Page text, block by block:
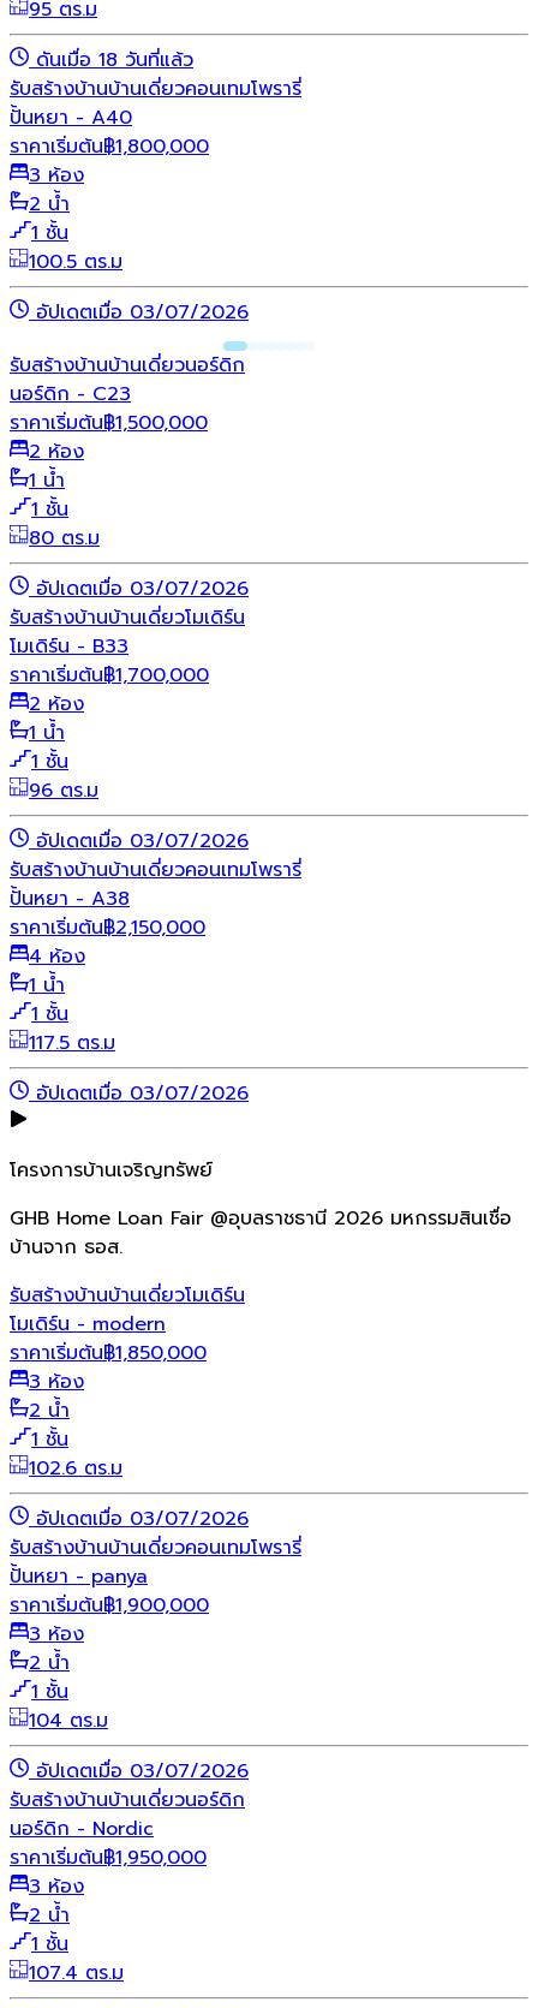
95 ตร.ม
ดันเมื่อ 18 วันที่แล้ว
รับสร้างบ้านบ้านเดี่ยวคอนเทมโพรารี่
ปั้นหยา - A40
ราคาเริ่มต้น฿1,800,000
3 ห้อง
2 น้ำ
1 ชั้น
100.5 ตร.ม
อัปเดตเมื่อ 03/07/2026
รับสร้างบ้านบ้านเดี่ยวนอร์ดิก
นอร์ดิก - C23
ราคาเริ่มต้น฿1,500,000
2 ห้อง
1 น้ำ
1 ชั้น
80 ตร.ม
อัปเดตเมื่อ 03/07/2026
รับสร้างบ้านบ้านเดี่ยวโมเดิร์น
โมเดิร์น - B33
ราคาเริ่มต้น฿1,700,000
2 ห้อง
1 น้ำ
1 ชั้น
96 ตร.ม
อัปเดตเมื่อ 03/07/2026
รับสร้างบ้านบ้านเดี่ยวคอนเทมโพรารี่
ปั้นหยา - A38
ราคาเริ่มต้น฿2,150,000
4 ห้อง
1 น้ำ
1 ชั้น
117.5 ตร.ม
อัปเดตเมื่อ 03/07/2026
โครงการบ้านเจริญทรัพย์
GHB Home Loan Fair @อุบลราชธานี 2026 มหกรรมสินเชื่อ
บ้านจาก ธอส.
รับสร้างบ้านบ้านเดี่ยวโมเดิร์น
โมเดิร์น - modern
ราคาเริ่มต้น฿1,850,000
3 ห้อง
2 น้ำ
1 ชั้น
102.6 ตร.ม
อัปเดตเมื่อ 03/07/2026
รับสร้างบ้านบ้านเดี่ยวคอนเทมโพรารี่
ปั้นหยา - panya
ราคาเริ่มต้น฿1,900,000
3 ห้อง
2 น้ำ
1 ชั้น
104 ตร.ม
อัปเดตเมื่อ 03/07/2026
รับสร้างบ้านบ้านเดี่ยวนอร์ดิก
นอร์ดิก - Nordic
ราคาเริ่มต้น฿1,950,000
3 ห้อง
2 น้ำ
1 ชั้น
107.4 ตร.ม